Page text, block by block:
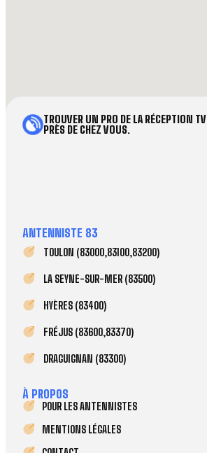
TROUVER UN PRO DE LA RÉCEPTION TV
PRÈS DE CHEZ VOUS.
ANTENNISTE 83
TOULON (83000,83100,83200)
LA SEYNE-SUR-MER (83500)
HYÈRES (83400)
FRÉJUS (83600,83370)
DRAGUIGNAN (83300)
À PROPOS
POUR LES ANTENNISTES
MENTIONS LÉGALES